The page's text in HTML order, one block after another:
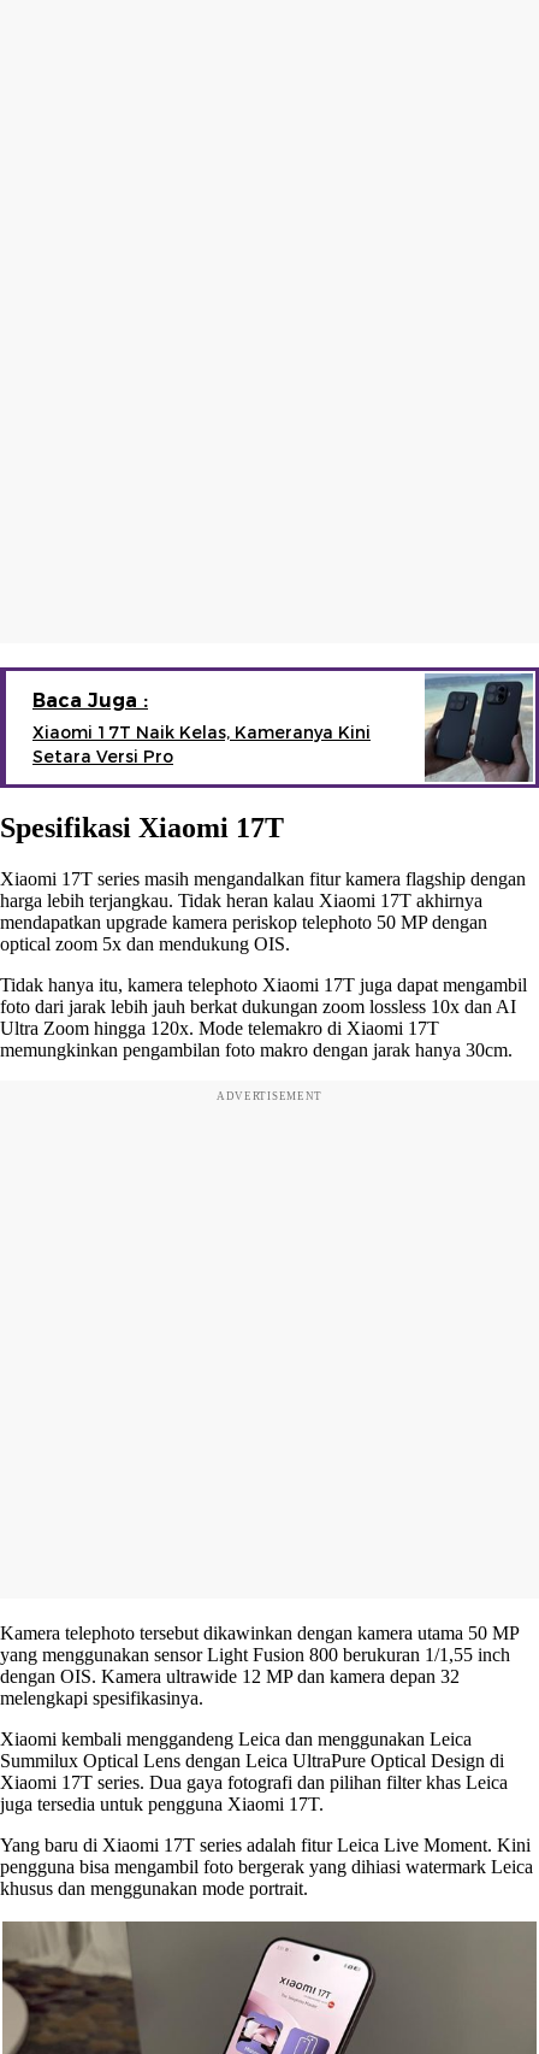
Baca Juga :
Xiaomi 17T Naik Kelas, Kameranya Kini
Setara Versi Pro
Spesifikasi Xiaomi 17T
Xiaomi 17T series masih mengandalkan fitur kamera flagship dengan
harga lebih terjangkau. Tidak heran kalau Xiaomi 17T akhirnya
mendapatkan upgrade kamera periskop telephoto 50 MP dengan
optical zoom 5x dan mendukung OIS.
Tidak hanya itu, kamera telephoto Xiaomi 17T juga dapat mengambil
foto dari jarak lebih jauh berkat dukungan zoom lossless 10x dan AI
Ultra Zoom hingga 120x. Mode telemakro di Xiaomi 17T
memungkinkan pengambilan foto makro dengan jarak hanya 30cm.
ADVERTISEMENT
Kamera telephoto tersebut dikawinkan dengan kamera utama 50 MP
yang menggunakan sensor Light Fusion 800 berukuran 1/1,55 inch
dengan OIS. Kamera ultrawide 12 MP dan kamera depan 32
melengkapi spesifikasinya.
Xiaomi kembali menggandeng Leica dan menggunakan Leica
Summilux Optical Lens dengan Leica UltraPure Optical Design di
Xiaomi 17T series. Dua gaya fotografi dan pilihan filter khas Leica
juga tersedia untuk pengguna Xiaomi 17T.
Yang baru di Xiaomi 17T series adalah fitur Leica Live Moment. Kini
pengguna bisa mengambil foto bergerak yang dihiasi watermark Leica
khusus dan menggunakan mode portrait.